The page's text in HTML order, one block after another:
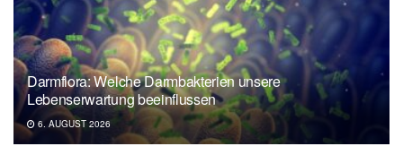
Darmflora: Welche Darmbakterien unsere
Lebenserwartung beeinflussen
6. AUGUST 2026